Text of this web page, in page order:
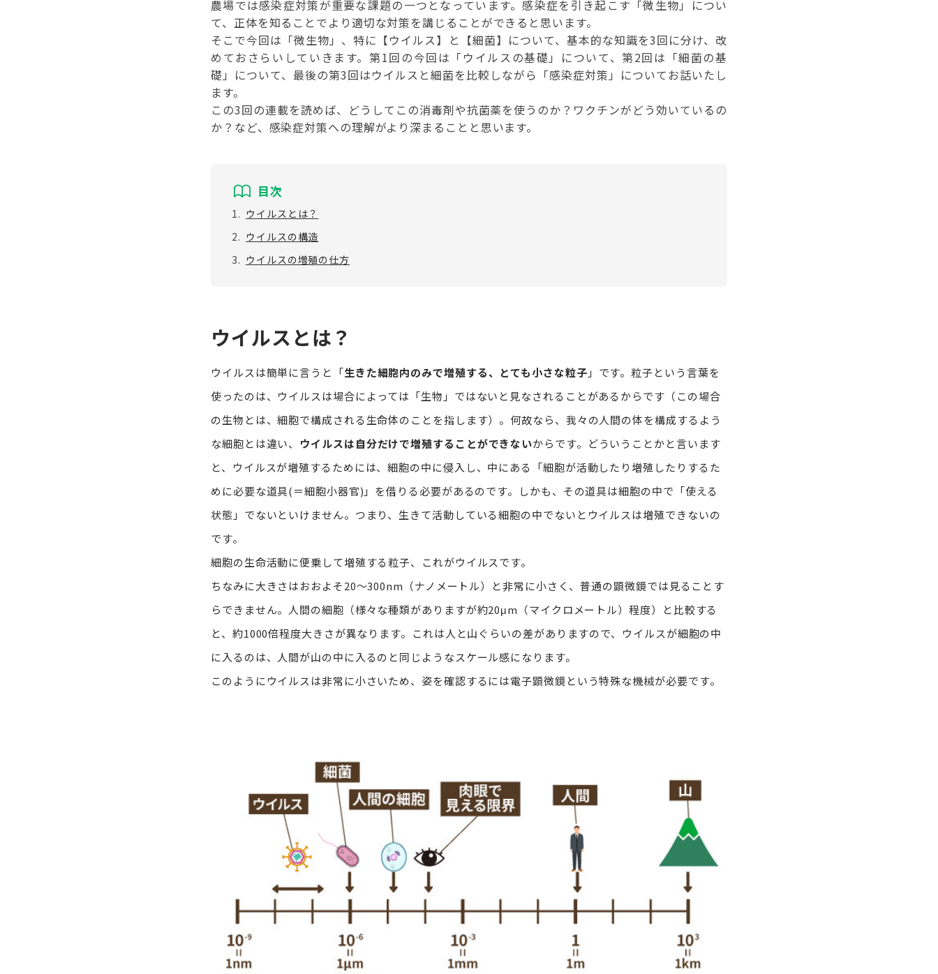
飼養衛生管理基準
農場の環境対策
疾病・飼養管理
お役立ち
セミナー情報
農場では感染症対策が重要な課題の一つとなっています。感染症を引き起こす「微生物」につい
て、正体を知ることでより適切な対策を講じることができると思います。
そこで今回は「微生物」、特に【ウイルス】と【細菌】について、基本的な知識を3回に分け、改
めておさらいしていきます。第1回の今回は「ウイルスの基礎」について、第2回は「細菌の基
礎」について、最後の第3回はウイルスと細菌を比較しながら「感染症対策」についてお話いたし
ます。
この3回の連載を読めば、どうしてこの消毒剤や抗菌薬を使うのか？ワクチンがどう効いているの
か？など、感染症対策への理解がより深まることと思います。
目次
1. ウイルスとは？
2. ウイルスの構造
3. ウイルスの増殖の仕方
ウイルスとは？
ウイルスは簡単に言うと「生きた細胞内のみで増殖する、とても小さな粒子 」です。粒子という言葉を
使ったのは、ウイルスは場合によっては「生物」ではないと見なされることがあるからです（この場合
の生物とは、細胞で構成される生命体のことを指します）。何故なら、我々の人間の体を構成するよう
な細胞とは違い、 ウイルスは自分だけで増殖することができないからです。どういうことかと言います
と、ウイルスが増殖するためには、細胞の中に侵入し、中にある「細胞が活動したり増殖したりするた
めに必要な道具(＝細胞小器官)」を借りる必要があるのです。しかも、その道具は細胞の中で「使える
状態」でないといけません。つまり、生きて活動している細胞の中でないとウイルスは増殖できないの
です。
細胞の生命活動に便乗して増殖する粒子、これがウイルスです。
ちなみに大きさはおおよそ20～300nm（ナノメートル）と非常に小さく、普通の顕微鏡では見ることす
らできません。人間の細胞（様々な種類がありますが約20μm（マイクロメートル）程度）と比較する
と、約1000倍程度大きさが異なります。これは人と山ぐらいの差がありますので、ウイルスが細胞の中
に入るのは、人間が山の中に入るのと同じようなスケール感になります。
このようにウイルスは非常に小さいため、姿を確認するには電子顕微鏡という特殊な機械が必要です。